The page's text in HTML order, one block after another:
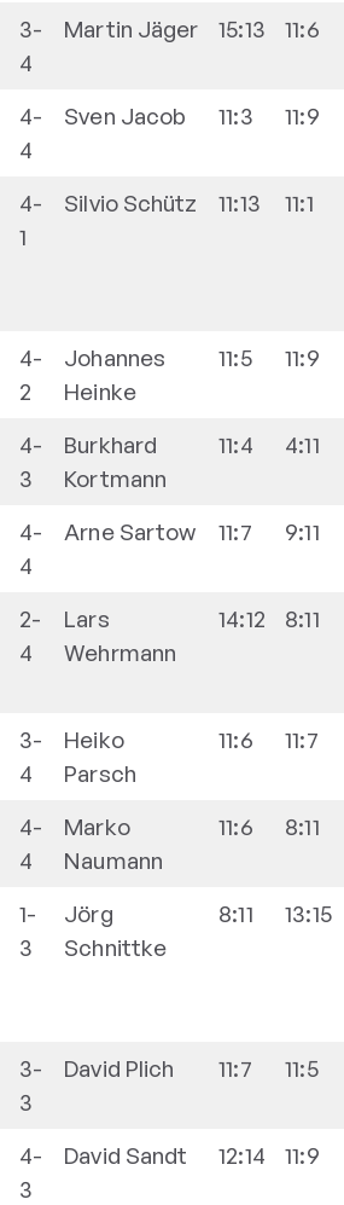
3-
4
Martin Jäger 15:13 11:6
4-
4
Sven Jacob 11:3 11:9
4-
1
Silvio Schütz 11:13 11:1
4-
2
Johannes
Heinke
11:5 11:9
4-
3
Burkhard
Kortmann
11:4 4:11
4-
4
Arne Sartow 11:7 9:11
2-
4
Lars
Wehrmann
14:12 8:11
3-
4
Heiko
Parsch
11:6 11:7
4-
4
Marko
Naumann
11:6 8:11
1-
3
Jörg
Schnittke
8:11 13:15
3-
3
David Plich 11:7 11:5
4-
3
David Sandt 12:14 11:9